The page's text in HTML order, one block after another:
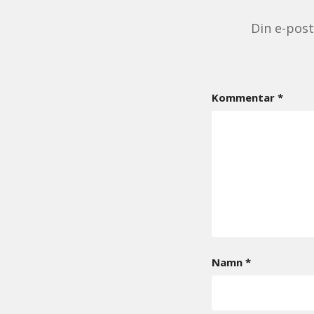
Din e-
Kommentar *
Namn *